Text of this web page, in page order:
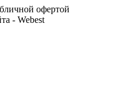
офертой
- Webest